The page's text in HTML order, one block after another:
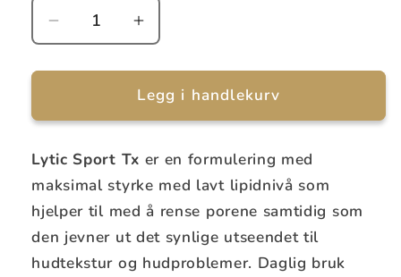
Senk
antallet
for
TX
40
ml
Øk
antallet
for
Epionce
TX
40
ml
Legg i handlekurv
Lytic Sport Tx er en formulering med
maksimal styrke med lavt lipidnivå som
hjelper til med å rense porene samtidig som
den jevner ut det synlige utseendet til
hudtekstur og hudproblemer. Daglig bruk